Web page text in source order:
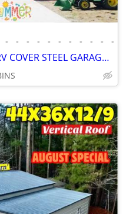
• • • • • • • • • • •
METAL BUILDINGS CARPORT RV COVER STEEL GARAGE METAL BUILDING POLE BARN